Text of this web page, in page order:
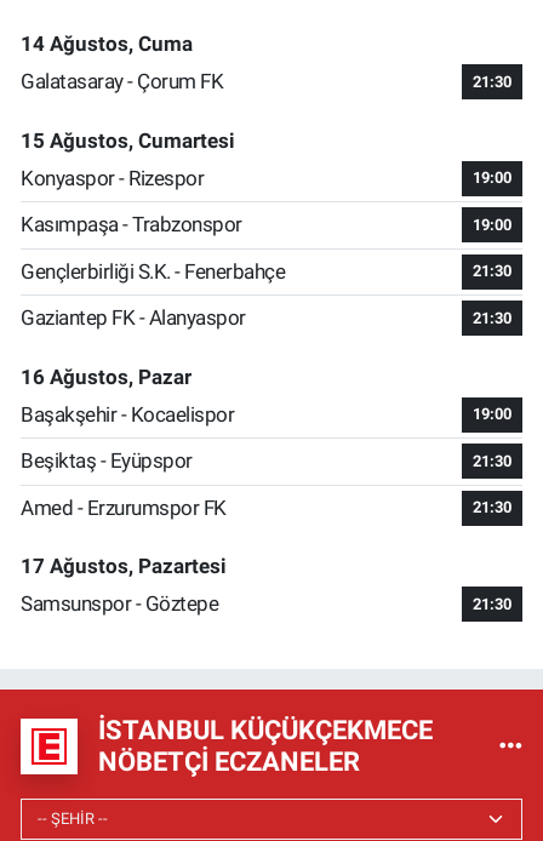
14 Ağustos, Cuma
Galatasaray - Çorum FK
21:30
15 Ağustos, Cumartesi
Konyaspor - Rizespor
19:00
Kasımpaşa - Trabzonspor 19:00
Gençlerbirliği S.K. - Fenerbahçe 21:30
Gaziantep FK - Alanyaspor 21:30
16 Ağustos, Pazar
Başakşehir - Kocaelispor
19:00
Beşiktaş - Eyüpspor 21:30
Amed - Erzurumspor FK 21:30
17 Ağustos, Pazartesi
Samsunspor - Göztepe
21:30
İSTANBUL KÜÇÜKÇEKMECE
NÖBETÇI ECZANELER